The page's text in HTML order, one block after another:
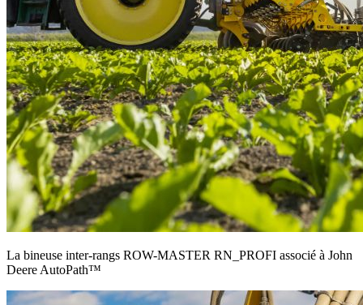
La bineuse inter-rangs ROW-MASTER RN_PROFI associé à John
Deere AutoPath™